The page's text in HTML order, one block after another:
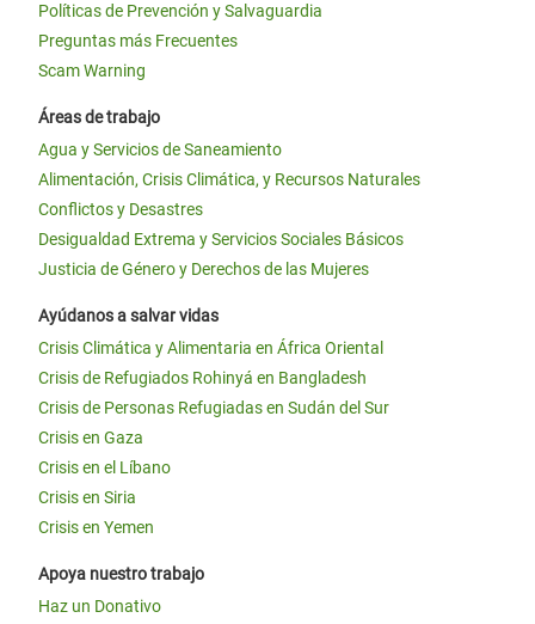
Políticas de Prevención y Salvaguardia
Preguntas más Frecuentes
Scam Warning
Áreas de trabajo
Agua y Servicios de Saneamiento
Alimentación, Crisis Climática, y Recursos Naturales
Conflictos y Desastres
Desigualdad Extrema y Servicios Sociales Básicos
Justicia de Género y Derechos de las Mujeres
Ayúdanos a salvar vidas
Crisis Climática y Alimentaria en África Oriental
Crisis de Refugiados Rohinyá en Bangladesh
Crisis de Personas Refugiadas en Sudán del Sur
Crisis en Gaza
Crisis en el Líbano
Crisis en Siria
Crisis en Yemen
Apoya nuestro trabajo
Haz un Donativo